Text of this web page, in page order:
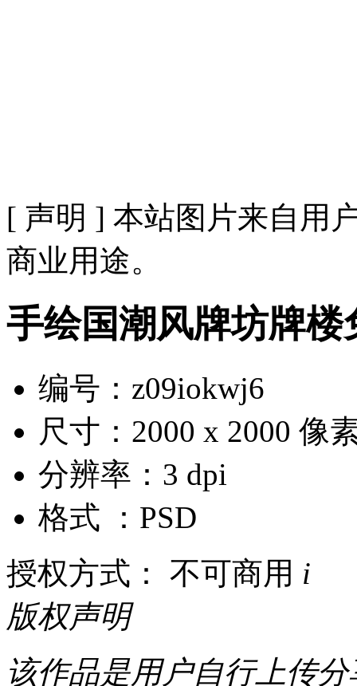
[ 声明 ] 本站图片来自用
商业用途。
手绘国潮风牌坊牌楼
编号：z09iokwj6
尺寸：2000 x 2000 像
分辨率：3 dpi
格式 ：PSD
授权方式： 不可商用 i
版权声明
该作品是用户自行上传